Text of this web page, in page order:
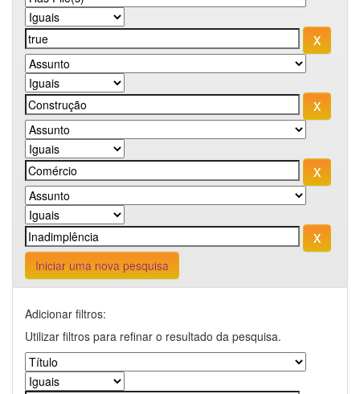
Iniciar uma nova pesquisa
Adicionar filtros:
Utilizar filtros para refinar o resultado da pesquisa.